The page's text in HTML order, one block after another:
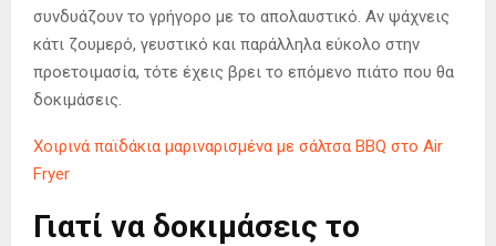
συνδυάζουν το γρήγορο με το απολαυστικό. Αν ψάχνεις
κάτι ζουμερό, γευστικό και παράλληλα εύκολο στην
προετοιμασία, τότε έχεις βρει το επόμενο πιάτο που θα
δοκιμάσεις.
Χοιρινά παϊδάκια μαριναρισμένα με σάλτσα BBQ στο Air
Fryer
Γιατί να δοκιμάσεις το